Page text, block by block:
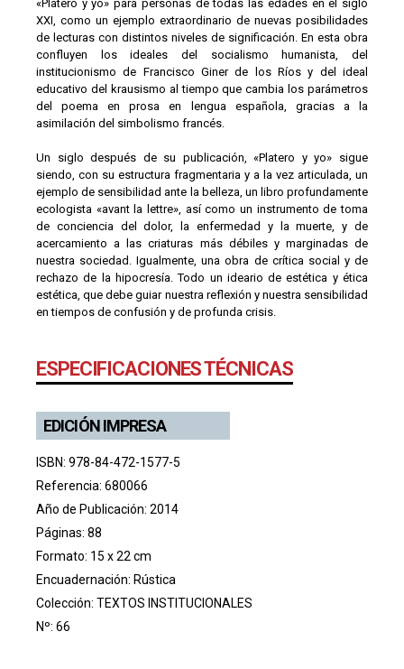
«Platero y yo» para personas de todas las edades en el siglo
XXI, como un ejemplo extraordinario de nuevas posibilidades
de lecturas con distintos niveles de significación. En esta obra
confluyen los ideales del socialismo humanista, del
institucionismo de Francisco Giner de los Ríos y del ideal
educativo del krausismo al tiempo que cambia los parámetros
del poema en prosa en lengua española, gracias a la
asimilación del simbolismo francés.
Un siglo después de su publicación, «Platero y yo» sigue
siendo, con su estructura fragmentaria y a la vez articulada, un
ejemplo de sensibilidad ante la belleza, un libro profundamente
ecologista «avant la lettre», así como un instrumento de toma
de conciencia del dolor, la enfermedad y la muerte, y de
acercamiento a las criaturas más débiles y marginadas de
nuestra sociedad. Igualmente, una obra de crítica social y de
rechazo de la hipocresía. Todo un ideario de estética y ética
estética, que debe guiar nuestra reflexión y nuestra sensibilidad
en tiempos de confusión y de profunda crisis.
ESPECIFICACIONES TÉCNICAS
EDICIÓN IMPRESA
ISBN: 978-84-472-1577-5
Referencia: 680066
Año de Publicación: 2014
Páginas: 88
Formato: 15 x 22 cm
Encuadernación: Rústica
Colección: TEXTOS INSTITUCIONALES
Nº: 66